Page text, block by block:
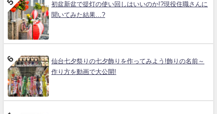
初盆新盆で提灯の使い回しはいいのか!?現役住職さんに
聞いてみた結果…?
仙台七夕祭りの七夕飾りを作ってみよう!飾りの名前～
作り方を動画で大公開!